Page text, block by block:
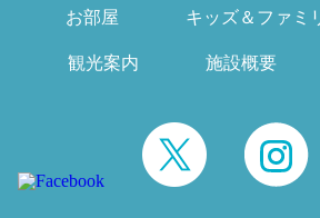
お部屋 キッズ＆ファミ
観光案内 施設概要